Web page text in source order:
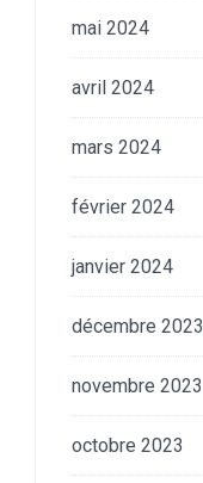
mai 2024
avril 2024
mars 2024
février 2024
janvier 2024
décembre 2023
novembre 2023
octobre 2023